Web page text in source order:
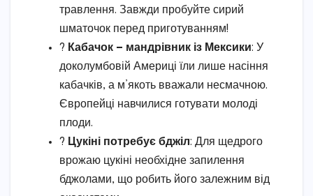
травлення. Завжди пробуйте сирий
шматочок перед приготуванням!
? Кабачок — мандрівник із Мексики: У
доколумбовій Америці їли лише насіння
кабачків, а м’якоть вважали несмачною.
Європейці навчилися готувати молоді
плоди.
? Цукіні потребує бджіл: Для щедрого
врожаю цукіні необхідне запилення
бджолами, що робить його залежним від